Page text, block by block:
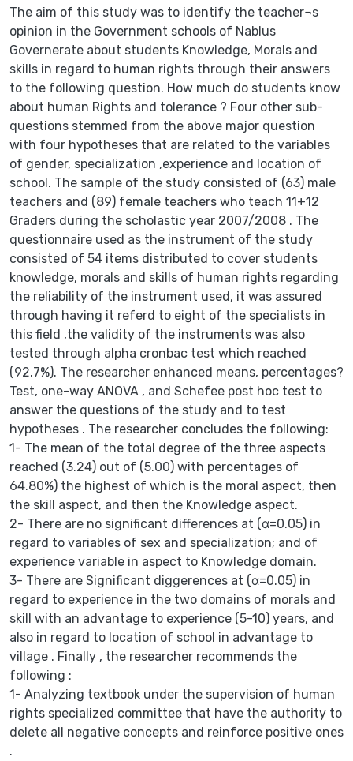
The aim of this study was to identify the teacher¬s
opinion in the Government schools of Nablus
Governerate about students Knowledge, Morals and
skills in regard to human rights through their answers
to the following question. How much do students know
about human Rights and tolerance ? Four other sub-
questions stemmed from the above major question
with four hypotheses that are related to the variables
of gender, specialization ,experience and location of
school. The sample of the study consisted of (63) male
teachers and (89) female teachers who teach 11+12
Graders during the scholastic year 2007/2008 . The
questionnaire used as the instrument of the study
consisted of 54 items distributed to cover students
knowledge, morals and skills of human rights regarding
the reliability of the instrument used, it was assured
through having it referd to eight of the specialists in
this field ,the validity of the instruments was also
tested through alpha cronbac test which reached
(92.7%). The researcher enhanced means, percentages?
Test, one-way ANOVA , and Schefee post hoc test to
answer the questions of the study and to test
hypotheses . The researcher concludes the following:
1- The mean of the total degree of the three aspects
reached (3.24) out of (5.00) with percentages of
64.80%) the highest of which is the moral aspect, then
the skill aspect, and then the Knowledge aspect.
2- There are no significant differences at (α=0.05) in
regard to variables of sex and specialization; and of
experience variable in aspect to Knowledge domain.
3- There are Significant diggerences at (α=0.05) in
regard to experience in the two domains of morals and
skill with an advantage to experience (5-10) years, and
also in regard to location of school in advantage to
village . Finally , the researcher recommends the
following :
1- Analyzing textbook under the supervision of human
rights specialized committee that have the authority to
delete all negative concepts and reinforce positive ones
.